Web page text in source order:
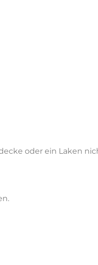
oder ein Laken